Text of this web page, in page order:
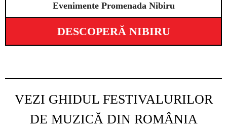
Evenimente Promenada Nibiru
DESCOPERĂ NIBIRU
VEZI GHIDUL FESTIVALURILOR
DE MUZICĂ DIN ROMÂNIA